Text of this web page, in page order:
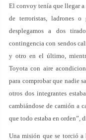
El convoy tenía que llegar a
de terroristas, ladrones
desplegamos a dos
contingencia con sendos
y otro en el último,
Toyota con aire
para comprobar que nadie
otros dos integrantes
cambiándose de camión a
que todo estaba en orden”,
Una misión que se torció